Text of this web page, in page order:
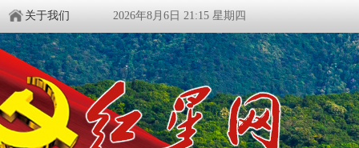
关于我们 2026年8月6日 21:15 星期四